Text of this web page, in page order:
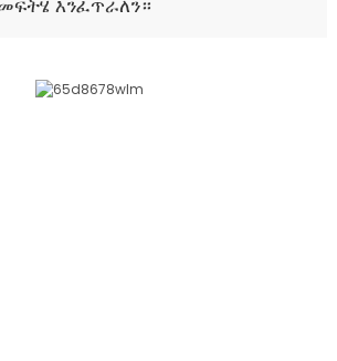
እንፈጥራለን።